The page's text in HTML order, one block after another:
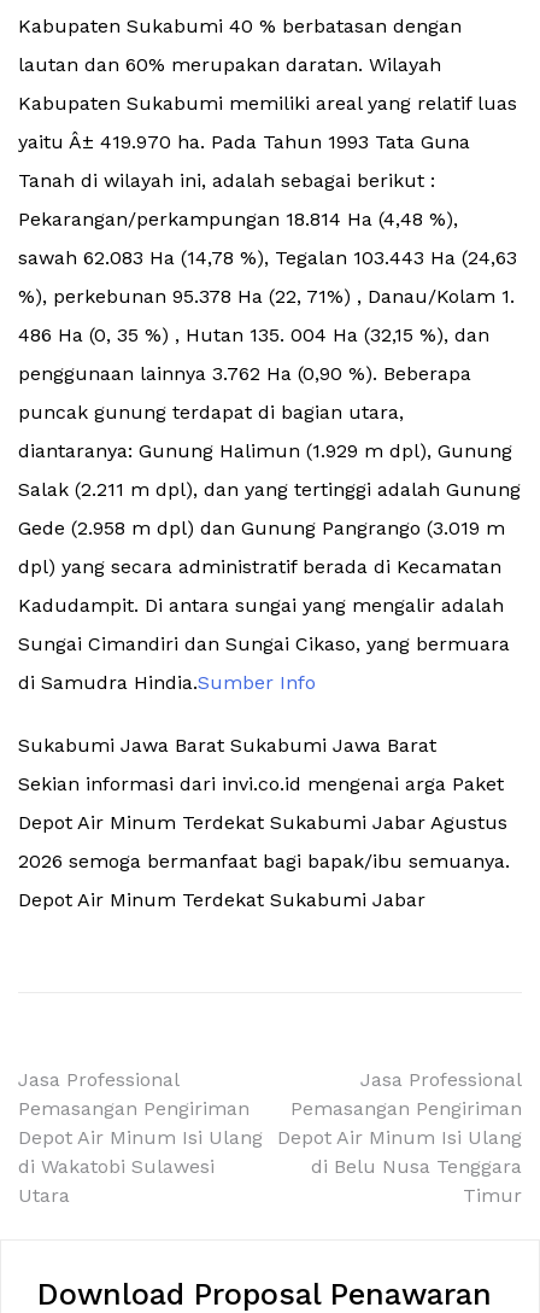
Kabupaten Sukabumi 40 % berbatasan dengan
lautan dan 60% merupakan daratan. Wilayah
Kabupaten Sukabumi memiliki areal yang relatif luas
yaitu Â± 419.970 ha. Pada Tahun 1993 Tata Guna
Tanah di wilayah ini, adalah sebagai berikut :
Pekarangan/perkampungan 18.814 Ha (4,48 %),
sawah 62.083 Ha (14,78 %), Tegalan 103.443 Ha (24,63
%), perkebunan 95.378 Ha (22, 71%) , Danau/Kolam 1.
486 Ha (0, 35 %) , Hutan 135. 004 Ha (32,15 %), dan
penggunaan lainnya 3.762 Ha (0,90 %). Beberapa
puncak gunung terdapat di bagian utara,
diantaranya: Gunung Halimun (1.929 m dpl), Gunung
Salak (2.211 m dpl), dan yang tertinggi adalah Gunung
Gede (2.958 m dpl) dan Gunung Pangrango (3.019 m
dpl) yang secara administratif berada di Kecamatan
Kadudampit. Di antara sungai yang mengalir adalah
Sungai Cimandiri dan Sungai Cikaso, yang bermuara
di Samudra Hindia.Sumber Info
Sukabumi Jawa Barat Sukabumi Jawa Barat
Sekian informasi dari invi.co.id mengenai arga Paket
Depot Air Minum Terdekat Sukabumi Jabar Agustus
2026 semoga bermanfaat bagi bapak/ibu semuanya.
Depot Air Minum Terdekat Sukabumi Jabar
Navigasi
pos
Jasa Professional
Pemasangan Pengiriman
Depot Air Minum Isi Ulang
di Wakatobi Sulawesi
Utara
Jasa Professional
Pemasangan Pengiriman
Depot Air Minum Isi Ulang
di Belu Nusa Tenggara
Timur
Download Proposal Penawaran